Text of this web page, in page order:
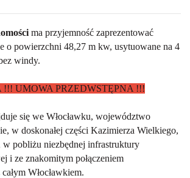
ma przyjemność zaprezentować
o powierzchni 48,27 m kw, usytuowane na 4
windy.
!!! UMOWA PRZEDWSTĘPNA !!!
się we Włocławku, województwo
w doskonałej części Kazimierza Wielkiego,
pobliżu niezbędnej infrastruktury
i ze znakomitym połączeniem
Włocławkiem.